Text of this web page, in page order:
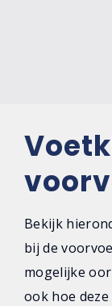
Bekijk
bij de
mogelijke
ook hoe